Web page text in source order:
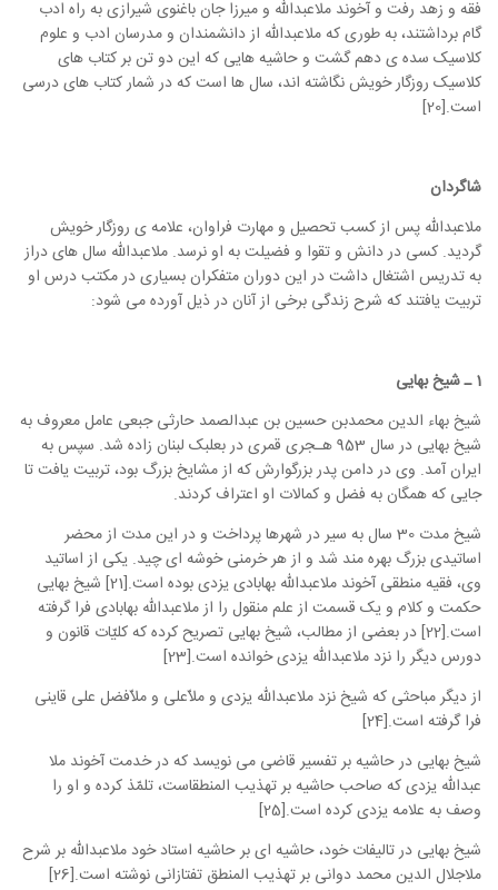
فقه و زهد رفت و آخوند ملاعبدالله و میرزا جان باغنوی شیرازی به راه ادب
گام برداشتند، به طوری که ملاعبدالله از دانشمندان و مدرسان ادب و علوم
کلاسیک سده ی دهم گشت و حاشیه هایی که این دو تن بر کتاب های
کلاسیک روزگار خویش نگاشته اند، سال ها است که در شمار کتاب های درسی
است.[20]
شاگردان
ملاعبدالله پس از کسب تحصیل و مهارت فراوان، علامه ی روزگار خویش
گردید. کسی در دانش و تقوا و فضیلت به او نرسد. ملاعبدالله سال های دراز
به تدریس اشتغال داشت در این دوران متفکران بسیاری در مکتب درس او
تربیت یافتند که شرح زندگی برخی از آنان در ذیل آورده می شود:
1 ـ شیخ بهایی
شیخ بهاء الدین محمدبن حسین بن عبدالصمد حارثی جبعی عامل معروف به
شیخ بهایی در سال 953 هـجری قمری در بعلبک لبنان زاده شد. سپس به
ایران آمد. وی در دامن پدر بزرگوارش که از مشایخ بزرگ بود، تربیت یافت تا
جایی که همگان به فضل و کمالات او اعتراف کردند.
شیخ مدت 30 سال به سیر در شهرها پرداخت و در این مدت از محضر
اساتیدی بزرگ بهره مند شد و از هر خرمنی خوشه ای چید. یکی از اساتید
وی، فقیه منطقی آخوند ملاعبدالله بهابادی یزدی بوده است.[21] شیخ بهایی
حکمت و کلام و یک قسمت از علم منقول را از ملاعبدالله بهابادی فرا گرفته
است.[22] در بعضی از مطالب، شیخ بهایی تصریح کرده که کلیّات قانون و
دورس دیگر را نزد ملاعبدالله یزدی خوانده است.[23]
از دیگر مباحثی که شیخ نزد ملاعبدالله یزدی و ملاّعلی و ملاّفضل علی قاینی
فرا گرفته است.[24]
شیخ بهایی در حاشیه بر تفسیر قاضی می نویسد که در خدمت آخوند ملا
عبدالله یزدی که صاحب حاشیه بر تهذیب المنطقاست، تلمّذ کرده و او را
وصف به علامه یزدی کرده است.[25]
شیخ بهایی در تالیفات خود، حاشیه ای بر حاشیه استاد خود ملاعبدالله بر شرح
ملاجلال الدین محمد دوانی بر تهذیب المنطق تفتازانی نوشته است.[26]